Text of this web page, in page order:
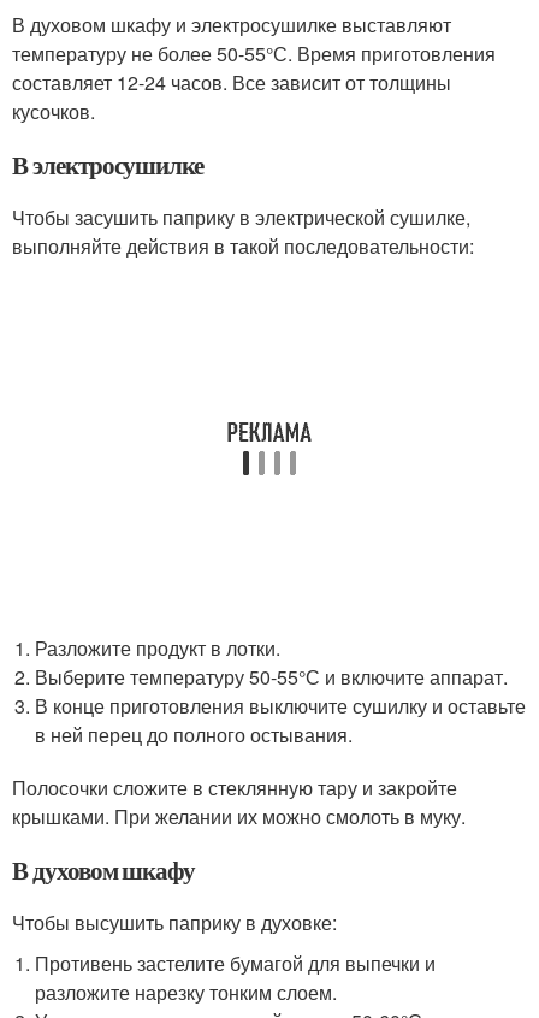
В духовом шкафу и электросушилке выставляют
температуру не более 50-55°С. Время приготовления
составляет 12-24 часов. Все зависит от толщины
кусочков.
В электросушилке
Чтобы засушить паприку в электрической сушилке,
выполняйте действия в такой последовательности:
Разложите продукт в лотки.
Выберите температуру 50-55°С и включите аппарат.
В конце приготовления выключите сушилку и оставьте
в ней перец до полного остывания.
Полосочки сложите в стеклянную тару и закройте
крышками. При желании их можно смолоть в муку.
В духовом шкафу
Чтобы высушить паприку в духовке:
Противень застелите бумагой для выпечки и
разложите нарезку тонким слоем.